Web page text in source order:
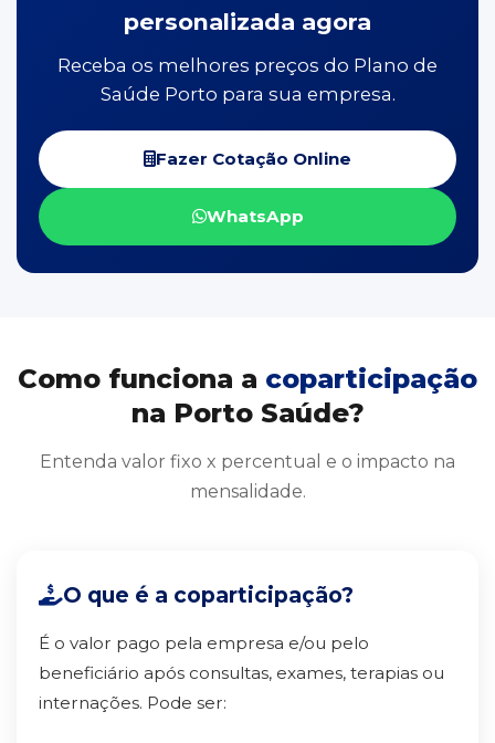
personalizada agora
Receba os melhores preços do Plano de
Saúde Porto para sua empresa.
Fazer Cotação Online
WhatsApp
Como funciona a coparticipação
na Porto Saúde?
Entenda valor fixo x percentual e o impacto na
mensalidade.
O que é a coparticipação?
É o valor pago pela empresa e/ou pelo
beneficiário após consultas, exames, terapias ou
internações. Pode ser: